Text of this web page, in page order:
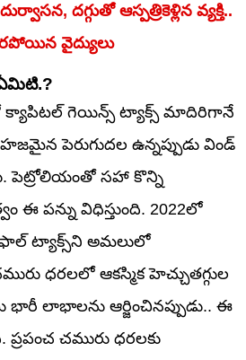
దగ్గుతో ఆస్పత్రికెళ్లిన వ్యక్తి..
వైద్యులు
క్యాపిటల్ గెయిన్స్ ట్యాక్స్ మాదిరిగానే
పెరుగుదల ఉన్నప్పుడు విండ్
పెట్రోలియంతో సహా కొన్ని
ఈ పన్ను విధిస్తుంది. 2022లో
ట్యాక్స్‌ని అమలులో
ధరలలో ఆకస్మిక హెచ్చుతగ్గుల
భారీ లాభాలను ఆర్జించినప్పుడు.. ఈ
ప్రపంచ చమురు ధరలకు